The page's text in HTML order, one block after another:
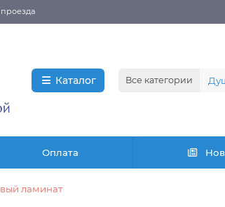
Каталог Все категории
Оплата
ламинат